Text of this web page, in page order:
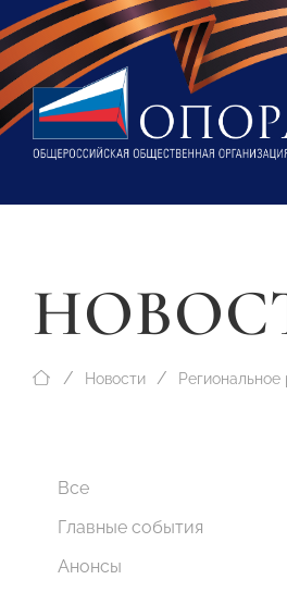
Новости Региональное
Все
Главные события
Анонсы